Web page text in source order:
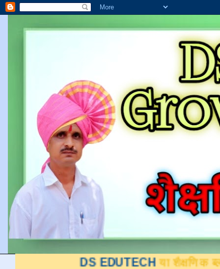
DS EDUTECH या शैक्षणिक ब्लॉगवर आपले